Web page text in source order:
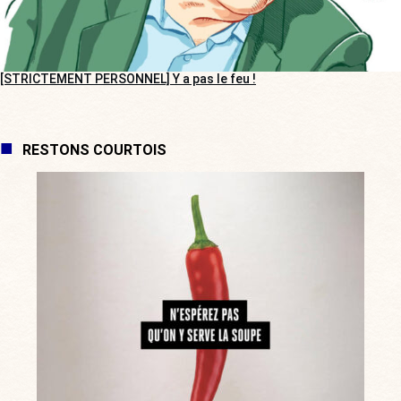
[STRICTEMENT PERSONNEL] Y a pas le feu !
RESTONS COURTOIS